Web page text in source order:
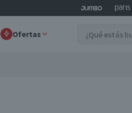
Ofertas